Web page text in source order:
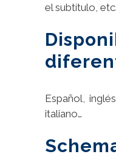
el subtítulo, etc.
Español,
italiano…